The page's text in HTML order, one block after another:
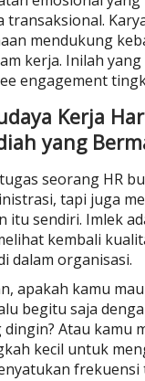
mendukung
kerja. Inilah
engagement
Kerja
yang
seorang HR
tapi juga
itu sendiri. Imlek
kembali
dalam organisasi.
apakah kamu
begitu saja
Atau kamu
kecil untuk
frekuensi